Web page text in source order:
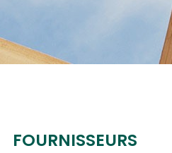
FOURNISSEURS